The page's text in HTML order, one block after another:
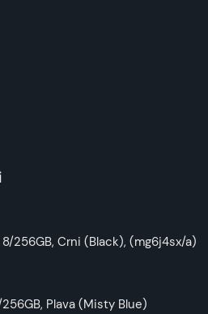
256GB, Crni (Black), (mg6j4sx/a)
Plava (Misty Blue)